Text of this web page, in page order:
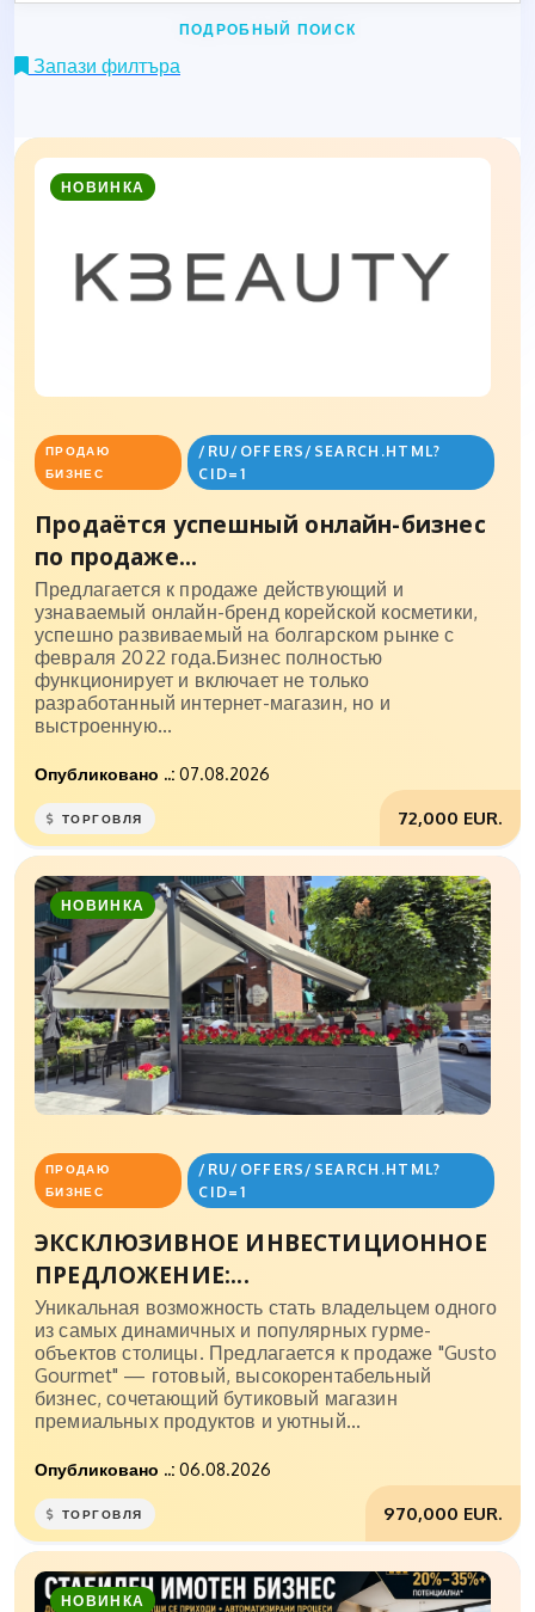
ПОДРОБНЫЙ ПОИСК
Запази филтъра
НОВИНКА
ПРОДАЮ
БИЗНЕС
/RU/OFFERS/SEARCH.HTML?
CID=1
Продаётся успешный онлайн-бизнес
по продаже...
Предлагается к продаже действующий и
узнаваемый онлайн-бренд корейской косметики,
успешно развиваемый на болгарском рынке с
февраля 2022 года.Бизнес полностью
функционирует и включает не только
разработанный интернет-магазин, но и
выстроенную...
Опубликовано ..: 07.08.2026
72,000 EUR.
ТОРГОВЛЯ
НОВИНКА
ПРОДАЮ
БИЗНЕС
/RU/OFFERS/SEARCH.HTML?
CID=1
ЭКСКЛЮЗИВНОЕ ИНВЕСТИЦИОННОЕ
ПРЕДЛОЖЕНИЕ:...
Уникальная возможность стать владельцем одного
из самых динамичных и популярных гурме-
объектов столицы. Предлагается к продаже "Gusto
Gourmet" — готовый, высокорентабельный
бизнес, сочетающий бутиковый магазин
премиальных продуктов и уютный...
Опубликовано ..: 06.08.2026
970,000 EUR.
ТОРГОВЛЯ
НОВИНКА